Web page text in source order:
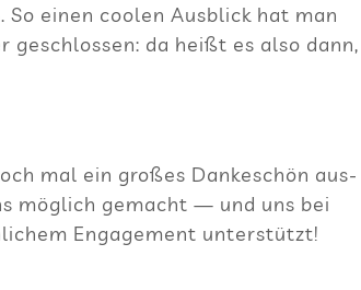
einen coo­len Aus­blick hat man
da heißt es also dann,
mal ein gro­ßes Dan­ke­schön aus­
mög­lich gemacht — und uns bei
Enga­ge­ment unterstützt!